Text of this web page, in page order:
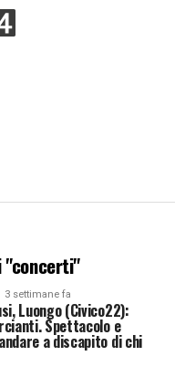
3 settimane fa
Luongo (Civico22):
Spettacolo e
a discapito di chi